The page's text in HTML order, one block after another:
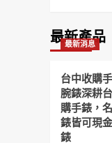
彰
化
購
手
錶
專
家
最新產品
最新消息
台中收購
腕錶深耕
購手錶，
錶皆可現
錶